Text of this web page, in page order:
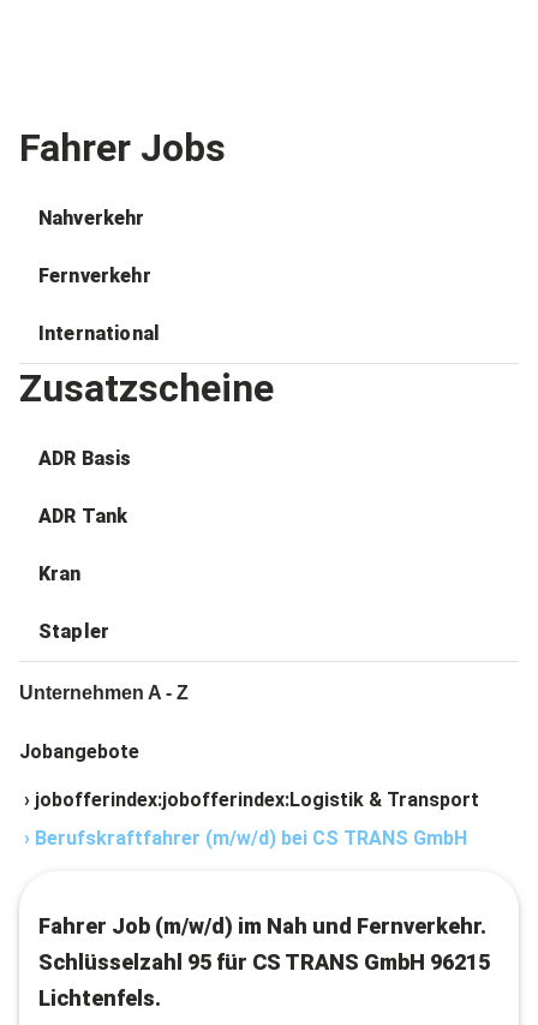
Fahrer Jobs
Nahverkehr
Fernverkehr
International
Zusatzscheine
ADR Basis
ADR Tank
Kran
Stapler
Unternehmen A - Z
Jobangebote
› jobofferindex:jobofferindex:Logistik & Transport
› Berufskraftfahrer (m/w/d) bei CS TRANS GmbH
Fahrer Job (m/w/d) im Nah und Fernverkehr.
Schlüsselzahl 95 für CS TRANS GmbH 96215
Lichtenfels.